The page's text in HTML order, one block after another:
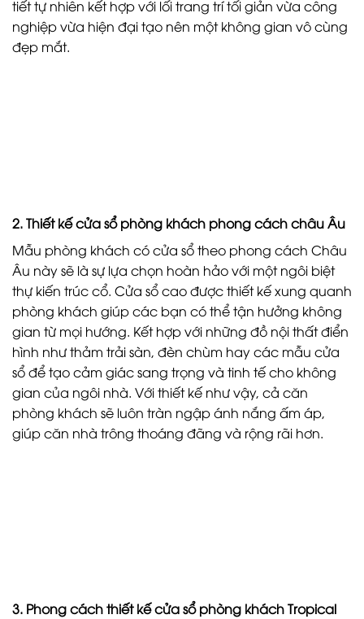
tiết tự nhiên kết hợp với lối trang trí tối giản vừa công
nghiệp vừa hiện đại tạo nên một không gian vô cùng
đẹp mắt.
2. Thiết kế cửa sổ phòng khách phong cách châu Âu
Mẫu phòng khách có cửa sổ theo phong cách Châu
Âu này sẽ là sự lựa chọn hoàn hảo với một ngôi biệt
thự kiến trúc cổ. Cửa sổ cao được thiết kế xung quanh
phòng khách giúp các bạn có thể tận hưởng không
gian từ mọi hướng. Kết hợp với những đồ nội thất điển
hình như thảm trải sàn, đèn chùm hay các mẫu cửa
sổ để tạo cảm giác sang trọng và tinh tế cho không
gian của ngôi nhà. Với thiết kế như vậy, cả căn
phòng khách sẽ luôn tràn ngập ánh nắng ấm áp,
giúp căn nhà trông thoáng đãng và rộng rãi hơn.
3. Phong cách thiết kế cửa sổ phòng khách Tropical